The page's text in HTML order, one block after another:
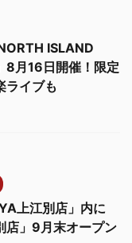
ISLAND
8月16日開催！限定
ライブも
上江別店」内に
店」9月末オープン